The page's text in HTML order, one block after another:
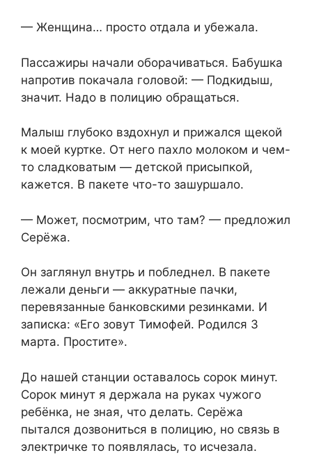
— Женщина… просто отдала и убежала.
Пассажиры начали оборачиваться. Бабушка
напротив покачала головой: — Подкидыш,
значит. Надо в полицию обращаться.
Малыш глубоко вздохнул и прижался щекой
к моей куртке. От него пахло молоком и чем-
то сладковатым — детской присыпкой,
кажется. В пакете что-то зашуршало.
— Может, посмотрим, что там? — предложил
Серёжа.
Он заглянул внутрь и побледнел. В пакете
лежали деньги — аккуратные пачки,
перевязанные банковскими резинками. И
записка: «Его зовут Тимофей. Родился 3
марта. Простите».
До нашей станции оставалось сорок минут.
Сорок минут я держала на руках чужого
ребёнка, не зная, что делать. Серёжа
пытался дозвониться в полицию, но связь в
электричке то появлялась, то исчезала.